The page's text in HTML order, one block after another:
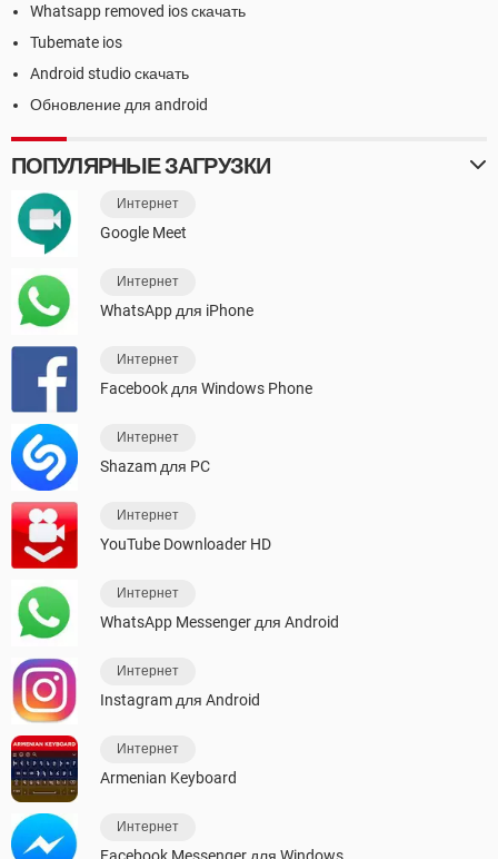
Whatsapp removed ios скачать
Tubemate ios
Android studio скачать
Обновление для android
ПОПУЛЯРНЫЕ ЗАГРУЗКИ
Интернет
Google Meet
Интернет
WhatsApp для iPhone
Интернет
Facebook для Windows Phone
Интернет
Shazam для PC
Интернет
YouTube Downloader HD
Интернет
WhatsApp Messenger для Android
Интернет
Instagram для Android
Интернет
Armenian Keyboard
Интернет
Facebook Messenger для Windows